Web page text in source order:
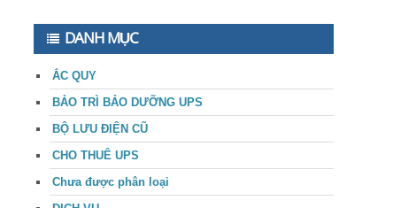
DANH MỤC
ẮC QUY
BẢO TRÌ BẢO DƯỠNG UPS
BỘ LƯU ĐIỆN CŨ
CHO THUÊ UPS
Chưa được phân loại